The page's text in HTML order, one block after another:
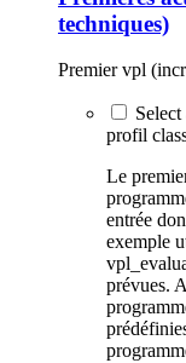
techniques)
Premier vpl
profil
Le
entrée
exemple
prévues.